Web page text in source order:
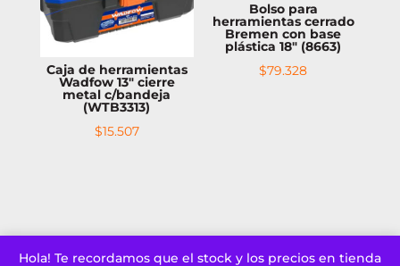
Hola! Te recordamos que el stock y los precios en tienda
Caja de herramientas
Wadfow 13″ cierre
metal c/bandeja
(WTB3313)
$15.507
Bolso para
herramientas cerrado
Bremen con base
plástica 18″ (8663)
$79.328